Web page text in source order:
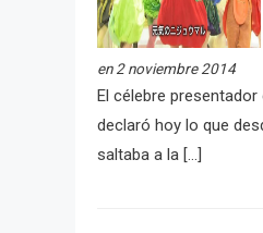
en 2 noviembre 2014
El célebre
declaró hoy lo que
saltaba a la […]